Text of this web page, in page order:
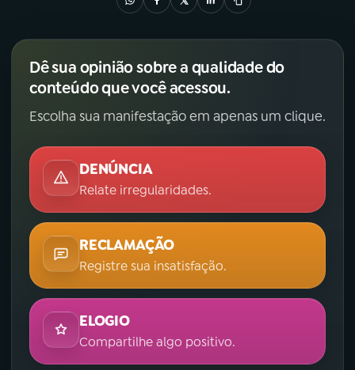
Dê sua opinião sobre a qualidade do
conteúdo que você acessou.
Escolha sua manifestação em apenas um clique.
DENÚNCIA
Relate irregularidades.
RECLAMAÇÃO
Registre sua insatisfação.
ELOGIO
Compartilhe algo positivo.